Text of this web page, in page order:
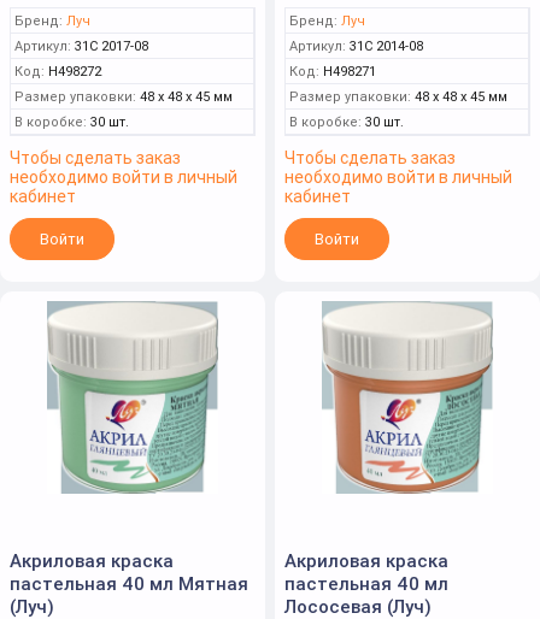
Бренд: Луч
Артикул: 31С 2017-08
Код: Н498272
Размер упаковки: 48 x 48 x 45 мм
В коробке: 30 шт.
Чтобы сделать заказ
необходимо войти в личный
кабинет
Войти
Бренд: Луч
Артикул: 31С 2014-08
Код: Н498271
Размер упаковки: 48 x 48 x 45 мм
В коробке: 30 шт.
Чтобы сделать заказ
необходимо войти в личный
кабинет
Войти
Акриловая краска
пастельная 40 мл Мятная
(Луч)
Акриловая краска
пастельная 40 мл
Лососевая (Луч)